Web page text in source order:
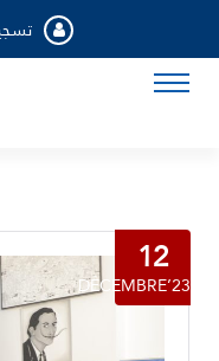
12
DÉCEMBRE’23